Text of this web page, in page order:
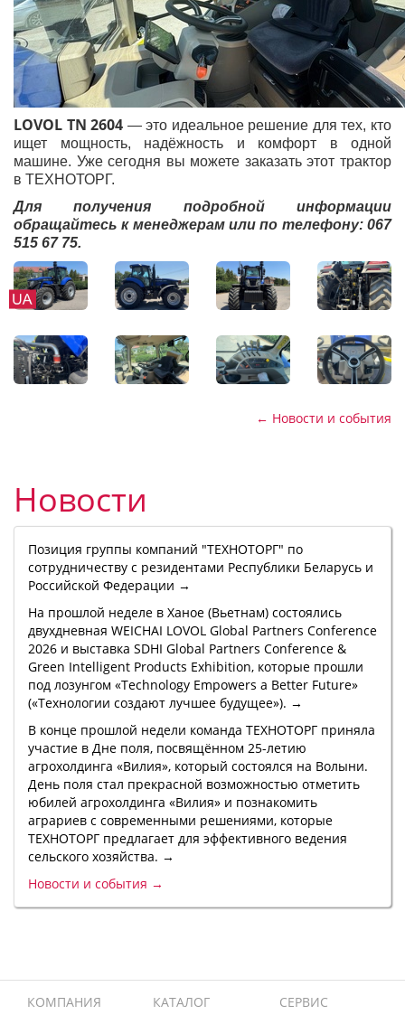
LOVOL TN 2604 — это идеальное решение для тех, кто
ищет мощность, надёжность и комфорт в одной
машине. Уже сегодня вы можете заказать этот трактор
в ТЕХНОТОРГ.
Для получения подробной информации
обращайтесь к менеджерам или по телефону: 067
515 67 75.
← Новости и события
Новости
Позиция группы компаний "ТЕХНОТОРГ" по
сотрудничеству с резидентами Республики Беларусь и
Российской Федерации →
На прошлой неделе в Ханое (Вьетнам) состоялись
двухдневная WEICHAI LOVOL Global Partners Conference
2026 и выставка SDHI Global Partners Conference &
Green Intelligent Products Exhibition, которые прошли
под лозунгом «Technology Empowers a Better Future»
(«Технологии создают лучшее будущее»). →
В конце прошлой недели команда ТЕХНОТОРГ приняла
участие в Дне поля, посвящённом 25-летию
агрохолдинга «Вилия», который состоялся на Волыни.
День поля стал прекрасной возможностью отметить
юбилей агрохолдинга «Вилия» и познакомить
аграриев с современными решениями, которые
ТЕХНОТОРГ предлагает для эффективного ведения
сельского хозяйства. →
Новости и события →
КОМПАНИЯ
КАТАЛОГ
СЕРВИС